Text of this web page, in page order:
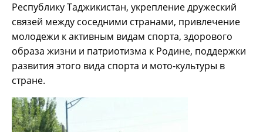
Республику Таджикистан, укрепление дружеский
связей между соседними странами, привлечение
молодежи к активным видам спорта, здорового
образа жизни и патриотизма к Родине, поддержки
развития этого вида спорта и мото-культуры в
стране.